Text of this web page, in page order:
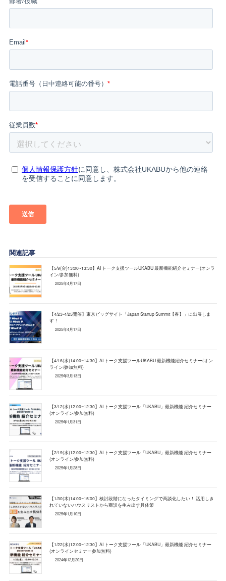
関連記事
【5/9(金)13:00~13:30】AI トーク支援ツールUKABU 最新機能紹介セミナー(オンラ
イン/参加無料)
2025年4月17日
【4/23-4/25開催】東京ビッグサイト「Japan Startup Summit【春】」に出展しま
す！
2025年4月17日
【4/16(水)14:00~14:30】AI トーク支援ツールUKABU 最新機能紹介セミナー(オン
ライン/参加無料)
2025年3月13日
【3/12(水)12:00~12:30】AI トーク支援ツール「UKABU」最新機能 紹介セミナー
(オンライン/参加無料)
2025年1月31日
【2/19(水)12:00~12:30】AI トーク支援ツール「UKABU」最新機能 紹介セミナー
(オンライン/参加無料)
2025年1月28日
【1/30(木)14:00~15:00】検討段階になったタイミングで商談化したい！ 活用しき
れていないハウスリストから商談を生み出す具体策
2025年1月10日
【1/22(水)12:00~12:30】AI トーク支援ツール「UKABU」最新機能 紹介セミナー
(オンラインセミナー参加無料)
2024年12月20日